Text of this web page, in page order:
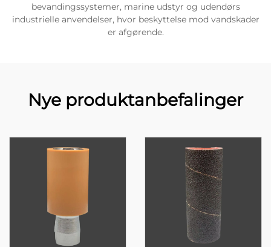
bevandingssystemer, marine udstyr og udendørs
industrielle anvendelser, hvor beskyttelse mod vandskader
er afgørende.
Nye produktanbefalinger